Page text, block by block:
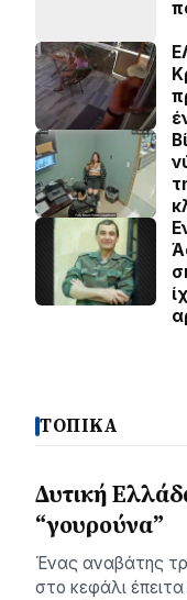
ΤΟΠΙΚΑ
Δυτική
“γουρούνα”
Ένας αναβάτης
στο κεφάλι